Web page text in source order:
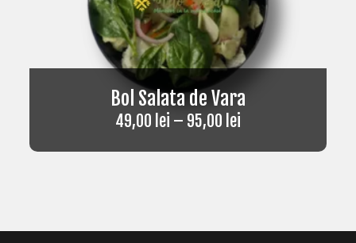
Bol Salata de Vara
49,00 lei – 95,00 lei